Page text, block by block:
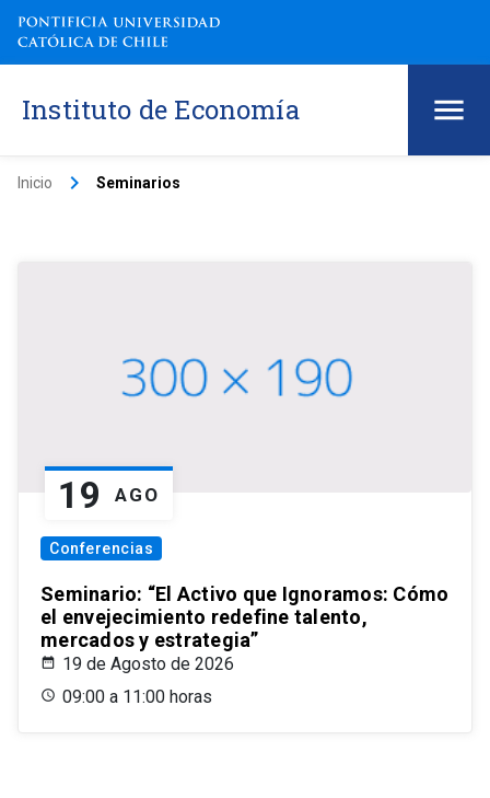
Instituto de Economía
Inicio keyboard_arrow_right Seminarios
19 AGO
Conferencias
Seminario: “El Activo que Ignoramos: Cómo
el envejecimiento redefine talento,
mercados y estrategia”
19 de Agosto de 2026
09:00 a 11:00 horas